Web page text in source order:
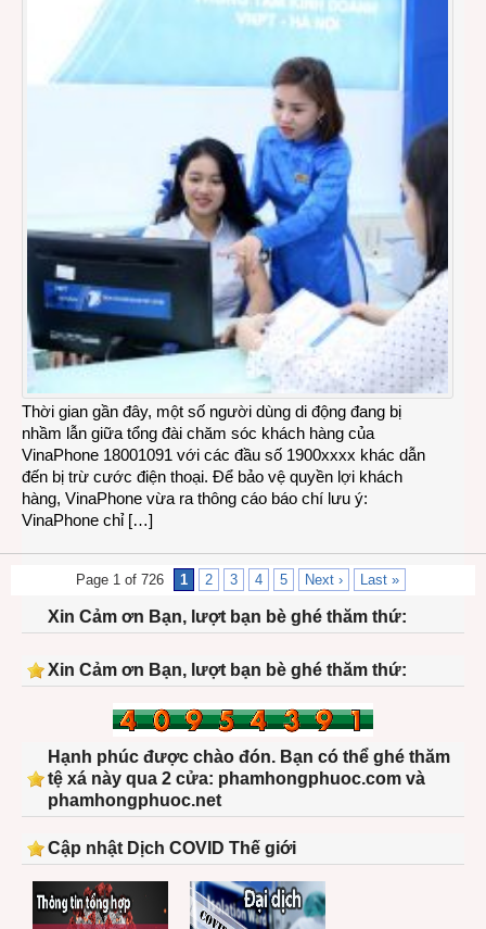
Thời gian gần đây, một số người dùng di động đang bị
nhầm lẫn giữa tổng đài chăm sóc khách hàng của
VinaPhone 18001091 với các đầu số 1900xxxx khác dẫn
đến bị trừ cước điện thoại. Để bảo vệ quyền lợi khách
hàng, VinaPhone vừa ra thông cáo báo chí lưu ý:
VinaPhone chỉ […]
Page 1 of 726 1 2 3 4 5 Next › Last »
Xin Cảm ơn Bạn, lượt bạn bè ghé thăm thứ:
Xin Cảm ơn Bạn, lượt bạn bè ghé thăm thứ:
Hạnh phúc được chào đón. Bạn có thể ghé thăm
tệ xá này qua 2 cửa: phamhongphuoc.com và
phamhongphuoc.net
Cập nhật Dịch COVID Thế giới